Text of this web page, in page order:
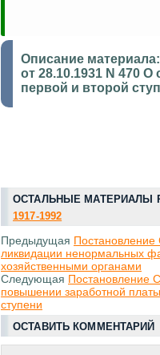
Описание материала:
от 28.10.1931 N 470
первой и второй
ОСТАЛЬНЫЕ МАТЕРИАЛЫ
1917-1992
Предыдущая
ликвидации ненормальных
хозяйственными органами
Следующая Постановление
повышении заработной
ступени
ОСТАВИТЬ КОММЕНТАРИЙ